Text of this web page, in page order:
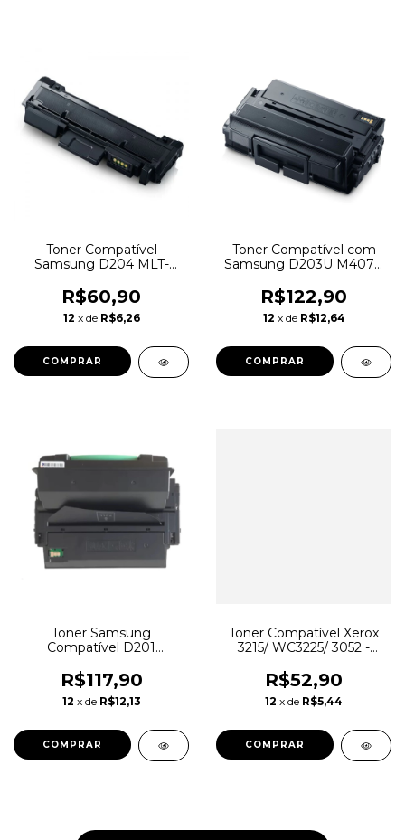
Toner Compatível
Samsung D204 MLT-
M3325 M3875 M3375
R$60,90
12 x de R$6,26
Toner Compatível com
Samsung D203U M4070
R$122,90
12 x de R$12,64
Toner Samsung
Compatível D201
d201 20k
R$117,90
12 x de R$12,13
Toner Compatível Xerox
3215/ WC3225/ 3052 -
R$52,90
12 x de R$5,44